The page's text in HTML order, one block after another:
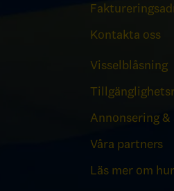
Kontakta oss
Visselblåsning
Annonsering
Våra partners
Läs mer om